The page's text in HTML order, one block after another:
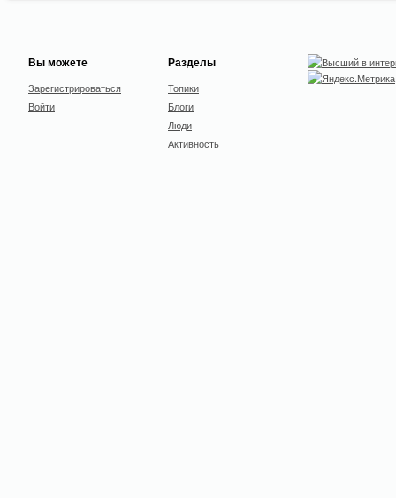
Вы можете
Зарегистрироваться
Войти
Разделы
Топики
Блоги
Люди
Активность